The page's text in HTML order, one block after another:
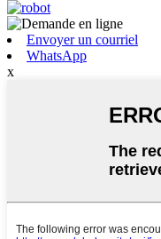
Envoyer un courriel
WhatsApp
x